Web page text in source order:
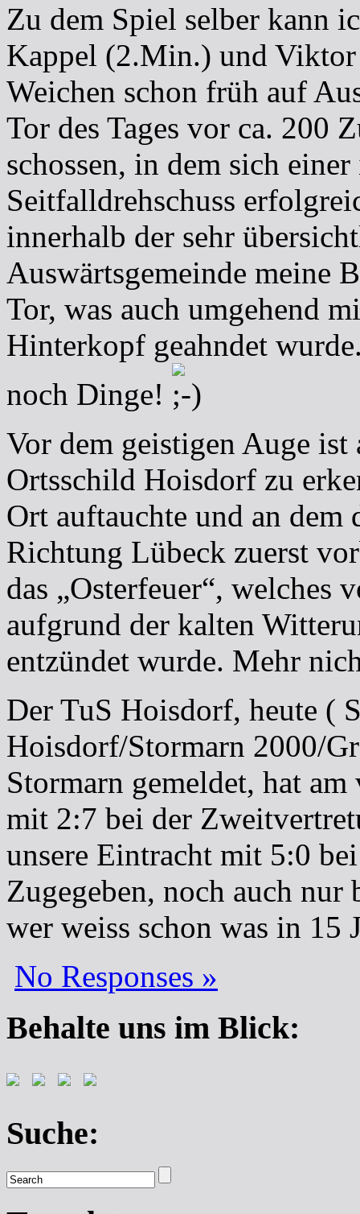
Zu dem Spiel selber kann
Kappel (2.Min.) und
Weichen schon früh auf
Tor des Tages vor ca. 200
schossen, in dem sich
Seitfalldrehschuss
innerhalb der sehr
Auswärtsgemeinde meine
Tor, was auch umgehend
Hinterkopf geahndet
noch Dinge!
Vor dem geistigen Auge ist
Ortsschild Hoisdorf zu
Ort auftauchte und an dem
Richtung Lübeck zuerst
das „Osterfeuer“, welches
aufgrund der kalten
entzündet wurde. Mehr
Der TuS Hoisdorf, heute (
Hoisdorf/Stormarn 2000/
Stormarn gemeldet, hat
mit 2:7 bei der
unsere Eintracht mit 5:0
Zugegeben, noch auch
wer weiss schon was in 15
No Responses »
Behalte uns im Blick:
Suche: